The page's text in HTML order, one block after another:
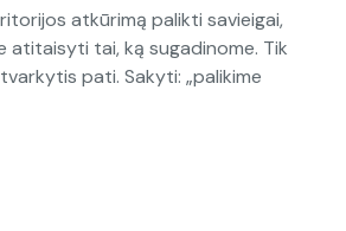
atkūrimą palikti savieigai,
atitaisyti tai, ką sugadinome. Tik
pati. Sakyti: „palikime